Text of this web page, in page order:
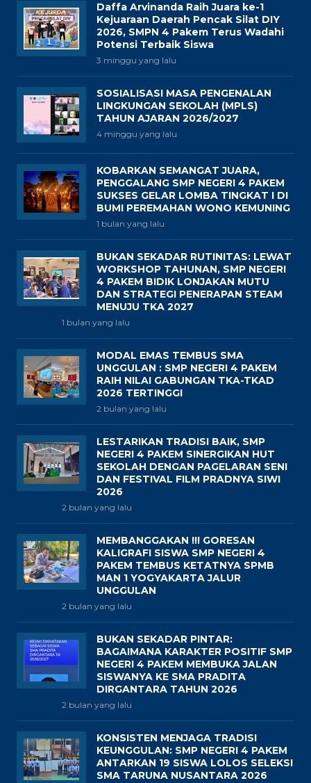
Daffa Arvinanda Raih Juara ke-1
Kejuaraan Daerah Pencak Silat DIY
2026, SMPN 4 Pakem Terus Wadahi
Potensi Terbaik Siswa
3 minggu yang lalu
SOSIALISASI MASA PENGENALAN
LINGKUNGAN SEKOLAH (MPLS)
TAHUN AJARAN 2026/2027
4 minggu yang lalu
KOBARKAN SEMANGAT JUARA,
PENGGALANG SMP NEGERI 4 PAKEM
SUKSES GELAR LOMBA TINGKAT I DI
BUMI PEREMAHAN WONO KEMUNING
1 bulan yang lalu
BUKAN SEKADAR RUTINITAS: LEWAT
WORKSHOP TAHUNAN, SMP NEGERI
4 PAKEM BIDIK LONJAKAN MUTU
DAN STRATEGI PENERAPAN STEAM
MENUJU TKA 2027
1 bulan yang lalu
MODAL EMAS TEMBUS SMA
UNGGULAN : SMP NEGERI 4 PAKEM
RAIH NILAI GABUNGAN TKA-TKAD
2026 TERTINGGI
2 bulan yang lalu
LESTARIKAN TRADISI BAIK, SMP
NEGERI 4 PAKEM SINERGIKAN HUT
SEKOLAH DENGAN PAGELARAN SENI
DAN FESTIVAL FILM PRADNYA SIWI
2026
2 bulan yang lalu
MEMBANGGAKAN !!! GORESAN
KALIGRAFI SISWA SMP NEGERI 4
PAKEM TEMBUS KETATNYA SPMB
MAN 1 YOGYAKARTA JALUR
UNGGULAN
2 bulan yang lalu
BUKAN SEKADAR PINTAR:
BAGAIMANA KARAKTER POSITIF SMP
NEGERI 4 PAKEM MEMBUKA JALAN
SISWANYA KE SMA PRADITA
DIRGANTARA TAHUN 2026
2 bulan yang lalu
KONSISTEN MENJAGA TRADISI
KEUNGGULAN: SMP NEGERI 4 PAKEM
ANTARKAN 19 SISWA LOLOS SELEKSI
SMA TARUNA NUSANTARA 2026